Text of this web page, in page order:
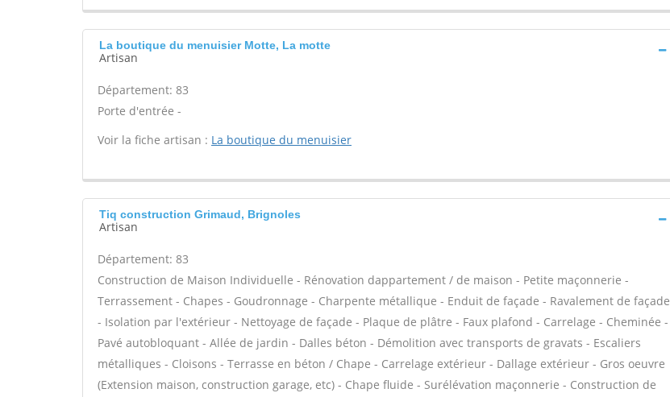
La boutique du menuisier Motte, La motte
Artisan
Département: 83
Porte d'entrée -
Voir la fiche artisan : La boutique du menuisier
Tiq construction Grimaud, Brignoles
Artisan
Département: 83
Construction de Maison Individuelle - Rénovation dappartement / de maison - Petite maçonnerie -
Terrassement - Chapes - Goudronnage - Charpente métallique - Enduit de façade - Ravalement de façade
- Isolation par l'extérieur - Nettoyage de façade - Plaque de plâtre - Faux plafond - Carrelage - Cheminée -
Pavé autobloquant - Allée de jardin - Dalles béton - Démolition avec transports de gravats - Escaliers
métalliques - Cloisons - Terrasse en béton / Chape - Carrelage extérieur - Dallage extérieur - Gros oeuvre
(Extension maison, construction garage, etc) - Chape fluide - Surélévation maçonnerie - Construction de